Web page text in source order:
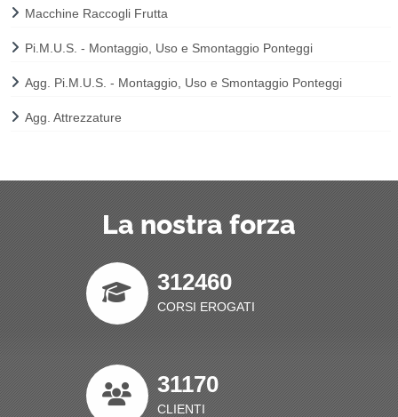
Macchine Raccogli Frutta
Pi.M.U.S. - Montaggio, Uso e Smontaggio Ponteggi
Agg. Pi.M.U.S. - Montaggio, Uso e Smontaggio Ponteggi
Agg. Attrezzature
La nostra forza
312460
CORSI EROGATI
31170
CLIENTI